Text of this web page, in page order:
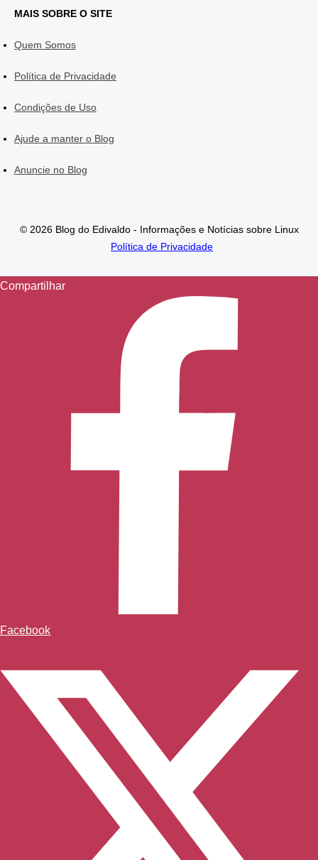
MAIS SOBRE O SITE
Quem Somos
Política de Privacidade
Condições de Uso
Ajude a manter o Blog
Anuncie no Blog
© 2026 Blog do Edivaldo - Informações e Notícias sobre Linux
Política de Privacidade
Compartilhar
Facebook